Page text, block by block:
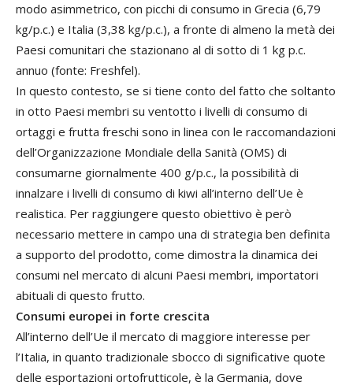
modo asimmetrico, con picchi di consumo in Grecia (6,79
kg/p.c.) e Italia (3,38 kg/p.c.), a fronte di almeno la metà dei
Paesi comunitari che stazionano al di sotto di 1 kg p.c.
annuo (fonte: Freshfel).
In questo contesto, se si tiene conto del fatto che soltanto
in otto Paesi membri su ventotto i livelli di consumo di
ortaggi e frutta freschi sono in linea con le raccomandazioni
dell’Organizzazione Mondiale della Sanità (OMS) di
consumarne giornalmente 400 g/p.c., la possibilità di
innalzare i livelli di consumo di kiwi all’interno dell’Ue è
realistica. Per raggiungere questo obiettivo è però
necessario mettere in campo una di strategia ben definita
a supporto del prodotto, come dimostra la dinamica dei
consumi nel mercato di alcuni Paesi membri, importatori
abituali di questo frutto.
Consumi europei in forte crescita
All’interno dell’Ue il mercato di maggiore interesse per
l’Italia, in quanto tradizionale sbocco di significative quote
delle esportazioni ortofrutticole, è la Germania, dove